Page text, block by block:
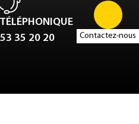
Contactez-nous
35 20 20